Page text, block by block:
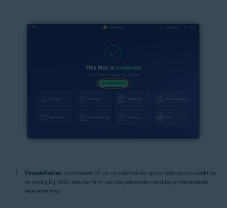
Virusdefinities: controleert of uw virusdefinities up-to-date zijn en werkt ze
zo nodig bij. Volg aan de hand van de getoonde melding onderstaande
relevante stap: